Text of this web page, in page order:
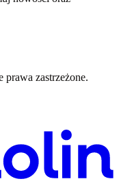
prawa zastrzeżone.